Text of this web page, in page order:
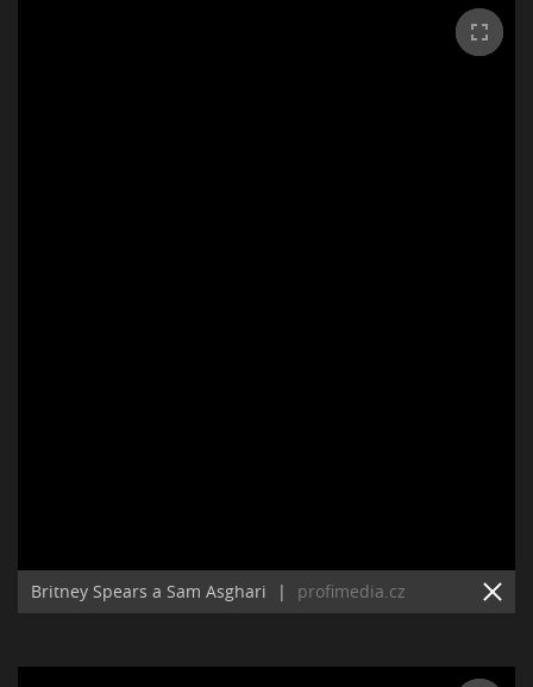
Britney Spears a Sam Asghari | profimedia.cz